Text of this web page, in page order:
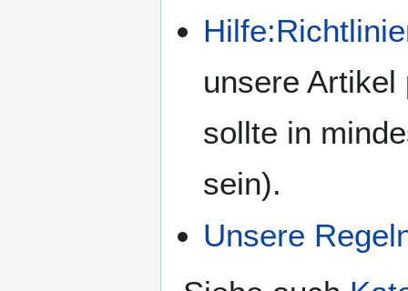
unsere
sollte in
sein).
Unsere